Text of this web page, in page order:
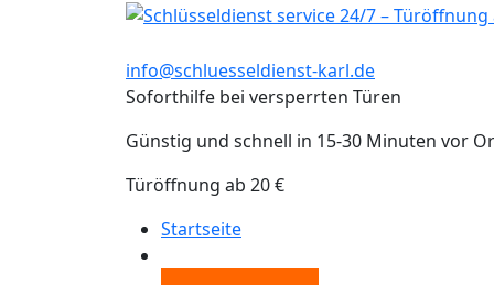
info@schluesseldienst-karl.de
Soforthilfe bei versperrten Türen
Günstig und schnell in 15-30 Minuten vor
Türöffnung ab 20 €
Startseite